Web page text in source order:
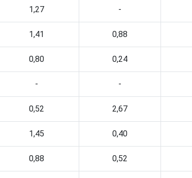
1,27 -
1,41 0,88
0,80 0,24
- -
0,52 2,67
1,45 0,40
0,88 0,52